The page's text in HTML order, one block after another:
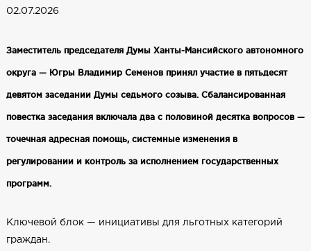
02.07.2026
Заместитель председателя Думы Ханты‑Мансийского автономного
округа — Югры Владимир Семенов принял участие в пятьдесят
девятом заседании Думы седьмого созыва. Сбалансированная
повестка заседания включала два с половиной десятка вопросов —
точечная адресная помощь, системные изменения в
регулировании и контроль за исполнением государственных
программ.
Ключевой блок — инициативы для льготных категорий
граждан.